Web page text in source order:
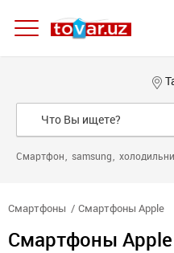
Смартфон samsung
Смартфоны Смартфоны Apple
Смартфоны